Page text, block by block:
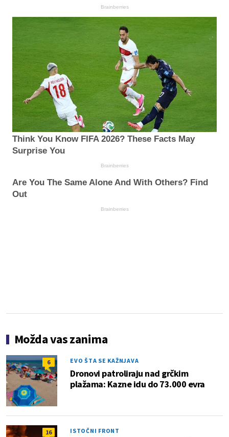
Brainberries
Think You Know FIFA 2026? These Facts May
Surprise You
Brainberries
Are You The Same Alone And With Others? Find
Out
Brainberries
Možda vas zanima
6 EVO ŠTA SE KAŽNJAVA
Dronovi patroliraju nad grčkim
plažama: Kazne idu do 73.000 evra
16 ISTOČNI FRONT